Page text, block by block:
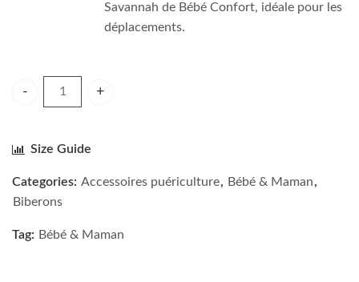
Savannah de Bébé Confort, idéale pour les
déplacements.
Size Guide
Categories: Accessoires puériculture, Bébé & Maman,
Biberons
Tag: Bébé & Maman